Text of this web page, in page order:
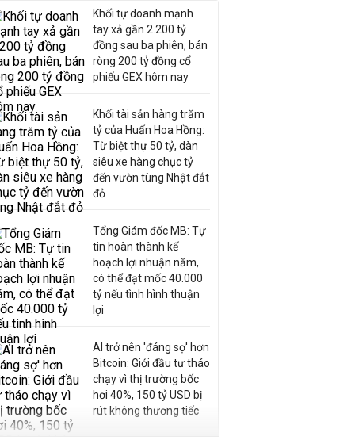
Khối tự doanh mạnh
tay xả gần 2.200 tỷ
đồng sau ba phiên, bán
ròng 200 tỷ đồng cổ
phiếu GEX hôm nay
Khối tài sản hàng trăm
tỷ của Huấn Hoa Hồng:
Từ biệt thự 50 tỷ, dàn
siêu xe hàng chục tỷ
đến vườn tùng Nhật đắt
đỏ
Tổng Giám đốc MB: Tự
tin hoàn thành kế
hoạch lợi nhuận năm,
có thể đạt mốc 40.000
tỷ nếu tình hình thuận
lợi
AI trở nên 'đáng sợ' hơn
Bitcoin: Giới đầu tư tháo
chạy vì thị trường bốc
hơi 40%, 150 tỷ USD bị
rút không thương tiếc